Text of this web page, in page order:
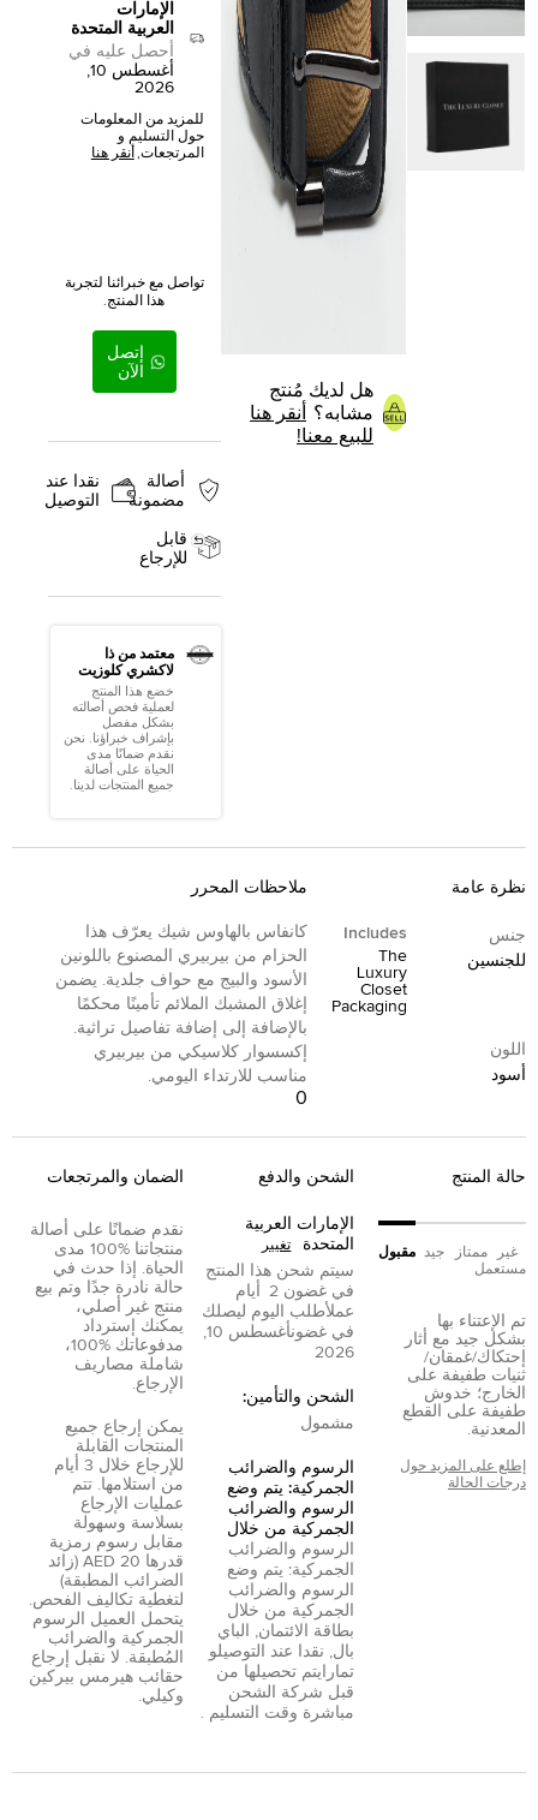
هل لديك مُنتج
مشابه؟
أنقر هنا
للبيع معنا!
الإمارات
العربية المتحدة
أحصل عليه في
أغسطس 10,
2026
للمزيد من المعلومات
حول التسليم و
المرتجعات, أنقر هنا
تواصل مع خبرائنا لتجربة
هذا المنتج.
إتصل
الآن
أصالة
مضمونة
نقدا عند
التوصيل
قابل
للإرجاع
معتمد من ذا
لاكشري كلوزيت
خضع هذا المنتج
لعملية فحص أصالته
بشكل مفصل
بإشراف خبراؤنا. نحن
نقدم ضمانًا مدى
الحياة على أصالة
جميع المنتجات لدينا.
نظرة عامة
جنس
للجنسين
Includes
The
Luxury
Closet
Packaging
اللون
أسود
ملاحظات المحرر
كانفاس بالهاوس شيك يعرّف هذا
الحزام من بيربيري المصنوع باللونين
الأسود والبيج مع حواف جلدية. يضمن
إغلاق المشبك الملائم تأمينًا محكمًا
بالإضافة إلى إضافة تفاصيل تراثية.
إكسسوار كلاسيكي من بيربيري
مناسب للارتداء اليومي.
0
حالة المنتج
غير
مستعمل
ممتاز جيد مقبول
تم الإعتناء بها
بشكل جيد مع أثار
إحتكاك/غمقان/
ثنيات طفيفة على
الخارج؛ خدوش
طفيفة على القطع
المعدنية.
إطلع على المزيد حول
درجات الحالة
الشحن والدفع
الإمارات العربية
المتحدة
تغيير
سيتم شحن هذا المنتج
في غضون 2
أيام
عملأطلب اليوم ليصلك
في غضون
أغسطس 10,
2026
الشحن والتأمين:
مشمول
الرسوم والضرائب
الجمركية: يتم وضع
الرسوم والضرائب
الجمركية من خلال
الرسوم والضرائب
الجمركية: يتم وضع
الرسوم والضرائب
الجمركية من خلال
بطاقة الائتمان,
الباي
بال, نقدا عند التوصيلو
تمارا يتم تحصيلها من
قبل شركة الشحن
مباشرة وقت التسليم .
الضمان والمرتجعات
نقدم ضمانًا على أصالة
منتجاتنا %100 مدى
الحياة. إذا حدث في
حالة نادرة جدًا وتم بيع
منتج غير أصلي،
يمكنك إسترداد
مدفوعاتك %100،
شاملة مصاريف
الإرجاع.
يمكن إرجاع جميع
المنتجات القابلة
للإرجاع خلال 3 أيام
من استلامها. تتم
عمليات الإرجاع
بسلاسة وسهولة
مقابل رسوم رمزية
قدرها 20 AED (زائد
الضرائب المطبقة)
لتغطية تكاليف الفحص.
يتحمل العميل الرسوم
الجمركية والضرائب
المُطبقة. لا نقبل إرجاع
حقائب هيرمس بيركين
وكيلي.